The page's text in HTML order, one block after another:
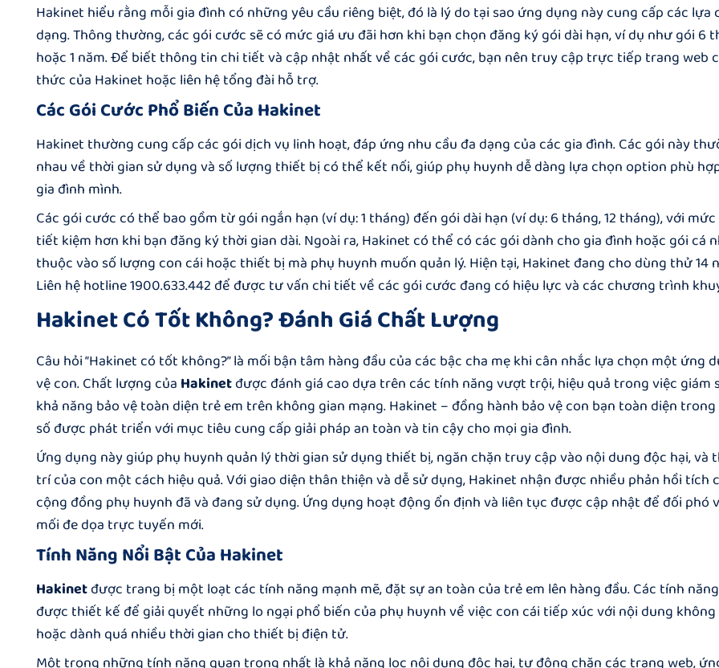
Hakinet hiểu rằng mỗi gia đình có những yêu cầu riêng biệt, đó là lý do tại sao ứng dụng này cung cấp các lựa
dạng. Thông thường, các gói cước sẽ có mức giá ưu đãi hơn khi bạn chọn đăng ký gói dài hạn, ví dụ như gói 6
hoặc 1 năm. Để biết thông tin chi tiết và cập nhật nhất về các gói cước, bạn nên truy cập trực tiếp trang web
thức của Hakinet hoặc liên hệ tổng đài hỗ trợ.
Các Gói Cước Phổ Biến Của Hakinet
Hakinet thường cung cấp các gói dịch vụ linh hoạt, đáp ứng nhu cầu đa dạng của các gia đình. Các gói này
nhau về thời gian sử dụng và số lượng thiết bị có thể kết nối, giúp phụ huynh dễ dàng lựa chọn option phù
gia đình mình.
Các gói cước có thể bao gồm từ gói ngắn hạn (ví dụ: 1 tháng) đến gói dài hạn (ví dụ: 6 tháng, 12 tháng), với
tiết kiệm hơn khi bạn đăng ký thời gian dài. Ngoài ra, Hakinet có thể có các gói dành cho gia đình hoặc gói cá
thuộc vào số lượng con cái hoặc thiết bị mà phụ huynh muốn quản lý. Hiện tại, Hakinet đang cho dùng thử 14
Liên hệ hotline 1900.633.442 để được tư vấn chi tiết về các gói cước đang có hiệu lực và các chương trình
Hakinet Có Tốt Không? Đánh Giá Chất Lượng
Câu hỏi “Hakinet có tốt không?” là mối bận tâm hàng đầu của các bậc cha mẹ khi cân nhắc lựa chọn một ứng
vệ con. Chất lượng của Hakinetđược đánh giá cao dựa trên các tính năng vượt trội, hiệu quả trong việc giám
khả năng bảo vệ toàn diện trẻ em trên không gian mạng.Hakinet – đồng hành bảo vệ con bạn toàn diện
sốđược phát triển với mục tiêu cung cấp giải pháp an toàn và tin cậy cho mọi gia đình.
Ứng dụng này giúp phụ huynh quản lý thời gian sử dụng thiết bị, ngăn chặn truy cập vào nội dung độc hại, và
trí của con một cách hiệu quả. Với giao diện thân thiện và dễ sử dụng, Hakinet nhận được nhiều phản hồi tích
cộng đồng phụ huynh đã và đang sử dụng. Ứng dụng hoạt động ổn định và liên tục được cập nhật để đối phó
mối đe dọa trực tuyến mới.
Tính Năng Nổi Bật Của Hakinet
Hakinetđược trang bị một loạt các tính năng mạnh mẽ, đặt sự an toàn của trẻ em lên hàng đầu. Các tính
được thiết kế để giải quyết những lo ngại phổ biến của phụ huynh về việc con cái tiếp xúc với nội dung
hoặc dành quá nhiều thời gian cho thiết bị điện tử.
Một trong những tính năng quan trọng nhất là khả năng lọc nội dung độc hại, tự động chặn các trang web,